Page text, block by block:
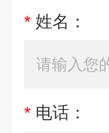
* 姓名：
* 电话：